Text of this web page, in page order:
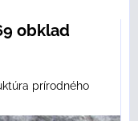
obklad
prírodného